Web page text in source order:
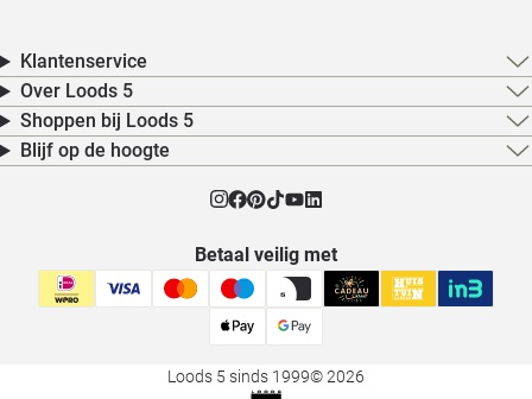
Klantenservice
Over Loods 5
Shoppen bij Loods 5
Blijf op de hoogte
Betaal veilig met
Loods 5 sinds 1999© 2026